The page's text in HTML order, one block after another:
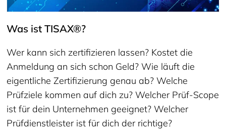
Was ist TISAX®?
Wer kann sich zertifizieren lassen? Kostet die
Anmeldung an sich schon Geld? Wie läuft die
eigentliche Zertifizierung genau ab? Welche
Prüfziele kommen auf dich zu? Welcher Prüf-Scope
ist für dein Unternehmen geeignet? Welcher
Prüfdienstleister ist für dich der richtige?